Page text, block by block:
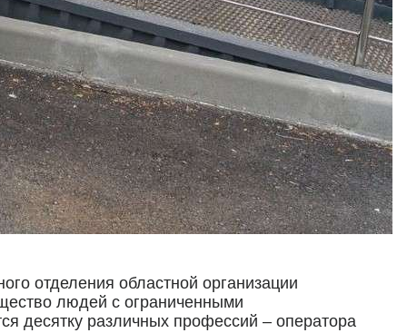
отделения областной организации
людей с ограниченными
десятку различных профессий – оператора